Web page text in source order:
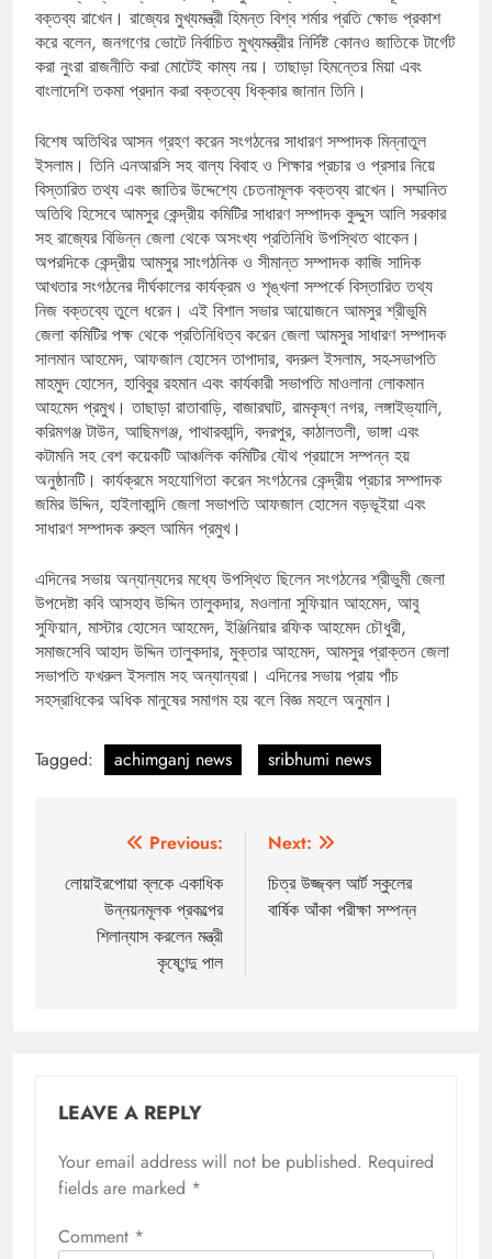
বক্তব্য রাখেন। রাজ্যের মুখ্যমন্ত্রী হিমন্ত বিশ্ব শর্মার প্রতি ক্ষোভ প্রকাশ
করে বলেন, জনগণের ভোটে নির্বাচিত মুখ্যমন্ত্রীর নির্দিষ্ট কোনও জাতিকে টার্গেট
করা নুংরা রাজনীতি করা মোটেই কাম্য নয়। তাছাড়া হিমন্তের মিয়া এবং
বাংলাদেশি তকমা প্রদান করা বক্তব্যে ধিক্কার জানান তিনি।
বিশেষ অতিথির আসন গ্রহণ করেন সংগঠনের সাধারণ সম্পাদক মিন্নাতুল
ইসলাম। তিনি এনআরসি সহ বাল্য বিবাহ ও শিক্ষার প্রচার ও প্রসার নিয়ে
বিস্তারিত তথ্য এবং জাতির উদ্দেশ্যে চেতনামূলক বক্তব্য রাখেন। সম্মানিত
অতিথি হিসেবে আমসুর কেন্দ্রীয় কমিটির সাধারণ সম্পাদক কুদ্দুস আলি সরকার
সহ রাজ্যের বিভিন্ন জেলা থেকে অসংখ্য প্রতিনিধি উপস্থিত থাকেন।
অপরদিকে কেন্দ্রীয় আমসুর সাংগঠনিক ও সীমান্ত সম্পাদক কাজি সাদিক
আখতার সংগঠনের দীর্ঘকালের কার্যক্রম ও শৃঙ্খলা সম্পর্কে বিস্তারিত তথ্য
নিজ বক্তব্যে তুলে ধরেন। এই বিশাল সভার আয়োজনে আমসুর শ্রীভুমি
জেলা কমিটির পক্ষ থেকে প্রতিনিধিত্ব করেন জেলা আমসুর সাধারণ সম্পাদক
সালমান আহমেদ, আফজাল হোসেন তাপাদার, বদরুল ইসলাম, সহ-সভাপতি
মাহমুদ হোসেন, হাবিবুর রহমান এবং কার্যকারী সভাপতি মাওলানা লোকমান
আহমেদ প্রমুখ। তাছাড়া রাতাবাড়ি, বাজারঘাট, রামকৃষ্ণ নগর, লঙ্গাইভ্যালি,
করিমগঞ্জ টাউন, আছিমগঞ্জ, পাথারকান্দি, বদরপুর, কাঠালতলী, ভাঙ্গা এবং
কটামনি সহ বেশ কয়েকটি আঞ্চলিক কমিটির যৌথ প্রয়াসে সম্পন্ন হয়
অনুষ্ঠানটি। কার্যক্রমে সহযোগিতা করেন সংগঠনের কেন্দ্রীয় প্রচার সম্পাদক
জমির উদ্দিন, হাইলাকান্দি জেলা সভাপতি আফজাল হোসেন বড়ভূইয়া এবং
সাধারণ সম্পাদক রুহুল আমিন প্রমুখ।
এদিনের সভায় অন্যান্যদের মধ্যে উপস্থিত ছিলেন সংগঠনের শ্রীভুমী জেলা
উপদেষ্টা কবি আসহাব উদ্দিন তালুকদার, মওলানা সুফিয়ান আহমেদ, আবু
সুফিয়ান, মাস্টার হোসেন আহমেদ, ইঞ্জিনিয়ার রফিক আহমেদ চৌধুরী,
সমাজসেবি আহাদ উদ্দিন তালুকদার, মুক্তার আহমেদ, আমসুর প্রাক্তন জেলা
সভাপতি ফখরুল ইসলাম সহ অন্যান্যরা। এদিনের সভায় প্রায় পাঁচ
সহস্রাধিকের অধিক মানুষের সমাগম হয় বলে বিজ্ঞ মহলে অনুমান।
Tagged: achimganj news sribhumi news
navigation
Previous:
লোয়াইরপোয়া ব্লকে একাধিক
উন্নয়নমূলক প্রকল্পের
শিলান্যাস করলেন মন্ত্রী
কৃষ্ণেন্দু পাল
Next:
চিত্র উজ্জ্বল আর্ট স্কুলের
বার্ষিক আঁকা পরীক্ষা সম্পন্ন
LEAVE A REPLY
Your email address will not be published. Required
fields are marked *
Comment *